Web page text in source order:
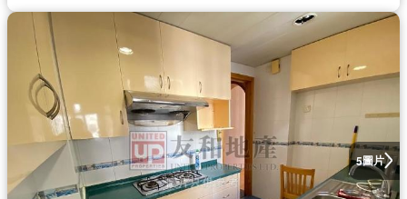
5圖片